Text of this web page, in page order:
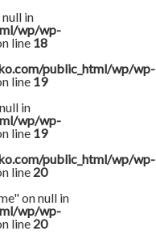
in
wp/wp-
line 18
public_html/wp/wp-
line 19
in
wp/wp-
line 19
public_html/wp/wp-
line 20
on null in
wp/wp-
line 20